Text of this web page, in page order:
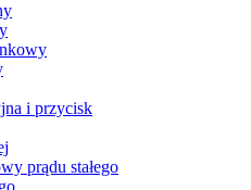
i przycisk
prądu stałego